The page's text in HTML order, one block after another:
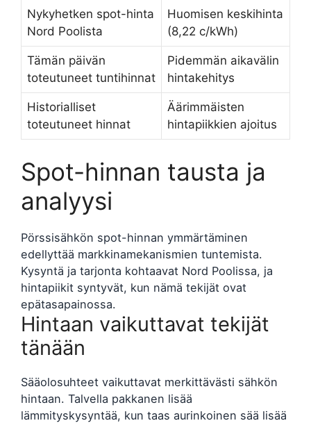
Nykyhetken spot-hinta
Nord Poolista
Huomisen keskihinta
(8,22 c/kWh)
Tämän päivän
toteutuneet tuntihinnat
Pidemmän aikavälin
hintakehitys
Historialliset
toteutuneet hinnat
Äärimmäisten
hintapiikkien ajoitus
Spot-hinnan tausta ja
analyysi
Pörssisähkön spot-hinnan ymmärtäminen
edellyttää markkinamekanismien tuntemista.
Kysyntä ja tarjonta kohtaavat Nord Poolissa, ja
hintapiikit syntyvät, kun nämä tekijät ovat
epätasapainossa.
Hintaan vaikuttavat tekijät
tänään
Sääolosuhteet vaikuttavat merkittävästi sähkön
hintaan. Talvella pakkanen lisää
lämmityskysyntää, kun taas aurinkoinen sää lisää